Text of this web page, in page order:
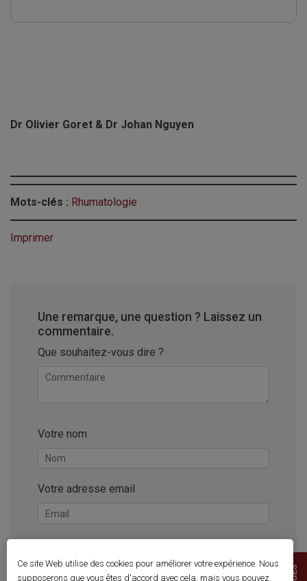
Dr Olivier Goret & Dr Johan Nguyen
Mots-clés : Rhumatologie
Imprimer
Une remarque, une question ? Laissez un
commentaire.
Que souhaitez-vous dire ?
Votre nom
Votre adresse email
Enregistrer mon nom, mon e-mail et mon site
Ce site Web utilise des cookies pour améliorer votre expérience. Nous
supposerons que vous êtes d'accord avec cela, mais vous pouvez